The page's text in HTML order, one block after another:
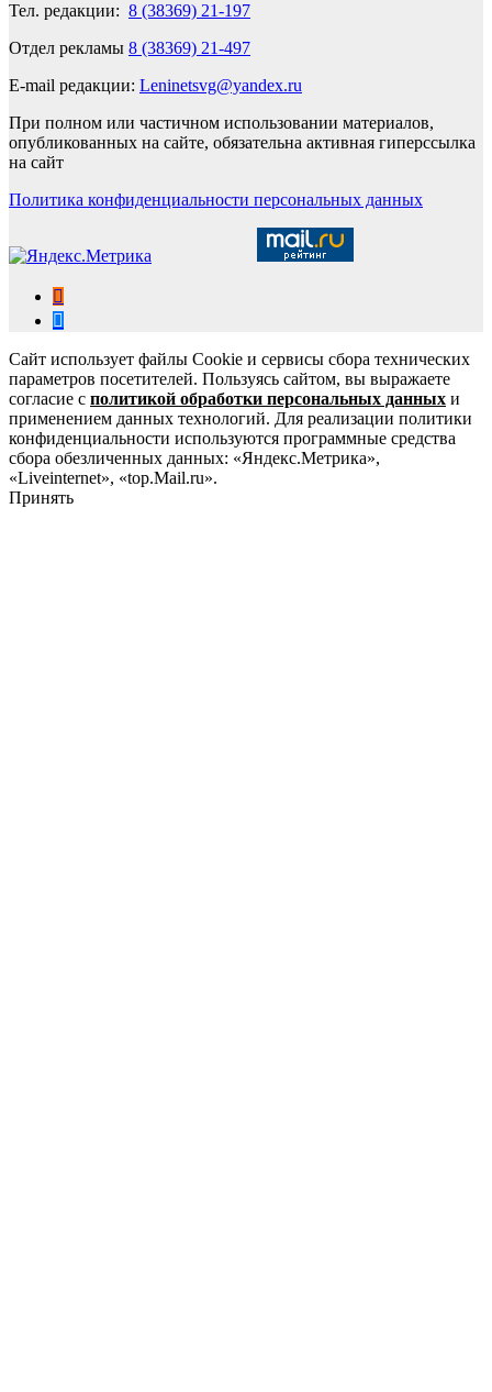
Тел. редакции: 8 (38369) 21-197
Отдел рекламы 8 (38369) 21-497
E-mail редакции: Leninetsvg@yandex.ru
При полном или частичном использовании материалов,
опубликованных на сайте, обязательна активная гиперссылка
на сайт
Политика конфиденциальности персональных данных
Сайт использует файлы Cookie и сервисы сбора технических
параметров посетителей. Пользуясь сайтом, вы выражаете
согласие с политикой обработки персональных данных и
применением данных технологий. Для реализации политики
конфиденциальности используются программные средства
сбора обезличенных данных: «Яндекс.Метрика»,
«Liveinternet», «top.Mail.ru».
Принять